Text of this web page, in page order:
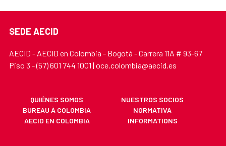
SEDE AECID
AECID - AECID en Colombia - Bogotá - Carrera 11A # 93-67
Piso 3 - (57) 601 744 1001 | oce.colombia@aecid.es
QUIÉNES SOMOS
NUESTROS SOCIOS
BUREAU À COLOMBIA
NORMATIVA
AECID EN COLOMBIA
INFORMATIONS